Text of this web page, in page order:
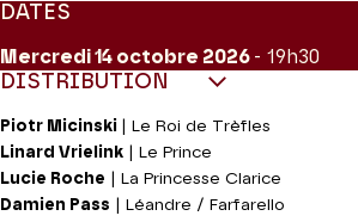
DATES
Mercredi 14 octobre 2026 - 19h30
DISTRIBUTION
Piotr Micinski
| Le Roi de Trèfles
Linard Vrielink | Le Prince
Lucie Roche | La Princesse Clarice
Damien Pass | Léandre / Farfarello